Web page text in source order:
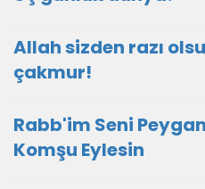
Allah sizden razı
çakmur!
Rabb'im Seni
Komşu Eylesin